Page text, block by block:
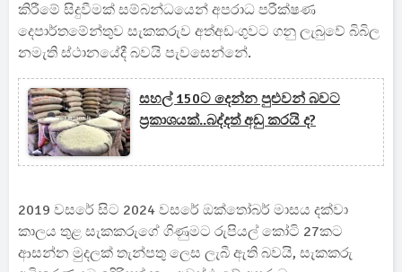
කිරීමේ සිදුවීමක් සම්බන්ධයෙන් අපරාධ පරීක්ෂණ
දෙපාර්තමේන්තුව සැකකරුව අත්අඩංගුවට ගනු ලැබුවේ බිබිල
නමැති ස්ථානයේදී බවයි පැවසෙන්නේ.
සහල් 150ට දෙන්න පුළුවන් බවට
ප්‍රකාශයක්..බද්දත් අඩු කරයි ද?
2019 වසරේ සිට 2024 වසරේ ඔක්තෝබර් මාසය දක්වා
කාලය තුළ සැකකරුගේ ගිණුමට රුපියල් කෝටි 27කට
ආසන්න මුදලක් තැන්පතු ලෙස ලැබී ඇති බවයි, සැකකරු